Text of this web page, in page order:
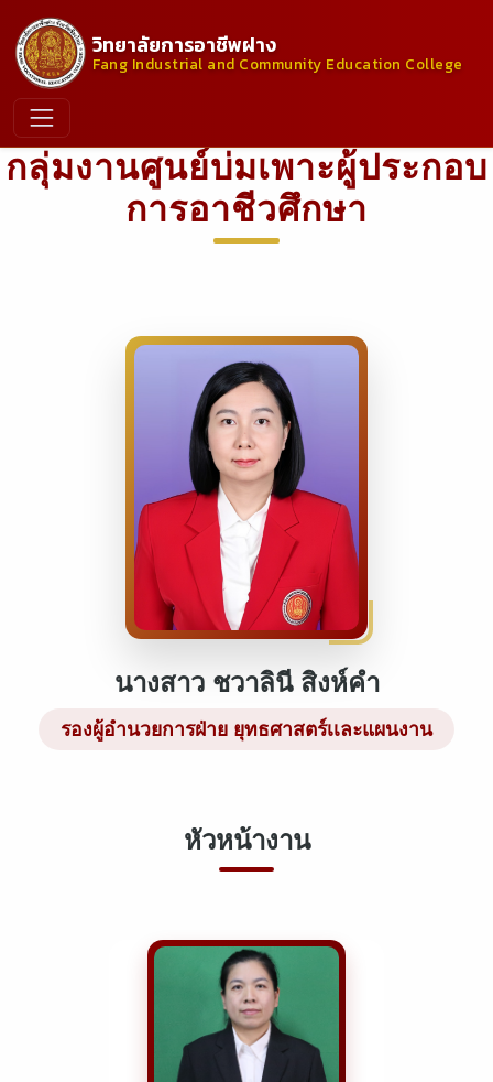
วิทยาลัยการอาชีพฝาง
Fang Industrial and Community Education College
กลุ่มงานศูนย์บ่มเพาะผู้ประกอบ
การอาชีวศึกษา
นางสาว ชวาลินี สิงห์คำ
รองผู้อำนวยการฝ่าย ยุทธศาสตร์เเละแผนงาน
หัวหน้างาน